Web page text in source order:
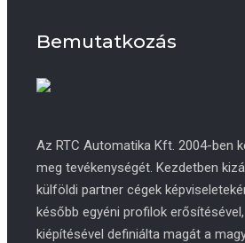
Bemutatkozás
Az RTC Automatika Kft. 2004-ben
meg tevékenységét. Kezdetben
külföldi partner cégek
később egyéni profilok erősítésével,
kiépítésével definiálta magát a